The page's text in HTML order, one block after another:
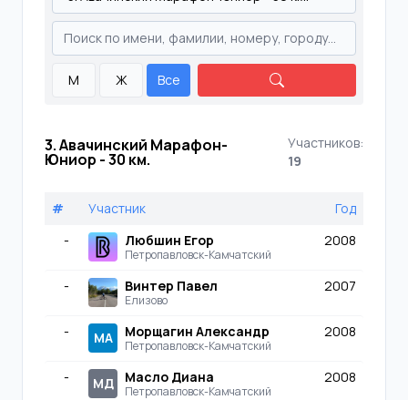
М Ж Все
3. Авачинский Марафон-
Юниор - 30 км.
Участников:
19
# Участник
Год
-
Любшин Егор
Петропавловск-Камчатский
2008
- Винтер Павел
Елизово
2007
- МА Морщагин Александр
Петропавловск-Камчатский
2008
- МД Масло Диана
Петропавловск-Камчатский
2008